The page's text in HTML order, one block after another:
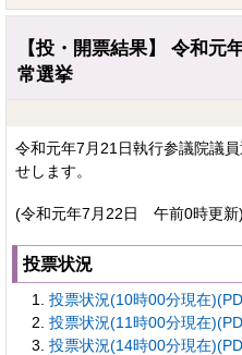
【投・開票結果】 令和元
常選挙
令和元年7月21日執行参議院議
せします。
(令和元年7月22日 午前0時更新)
投票状況
投票状況(10時00分現在
投票状況(11時00分現在
投票状況(14時00分現在